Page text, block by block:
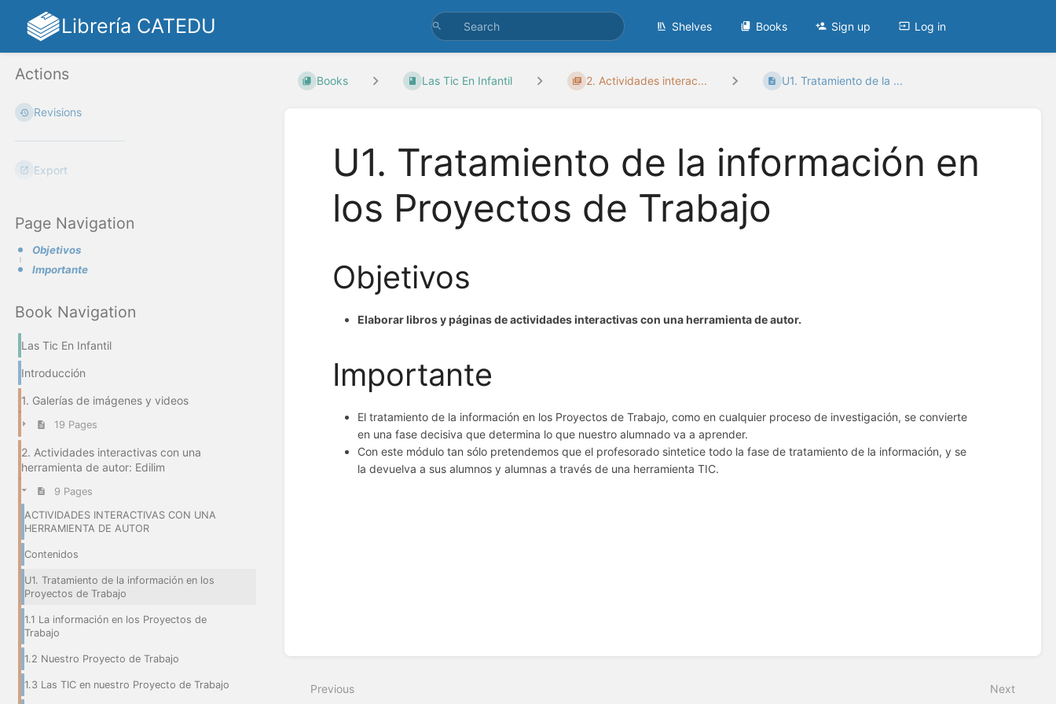
Librería CATEDU Shelves Books Sign up Log in
Actions
Revisions
Export
Page Navigation
Objetivos
Importante
Book Navigation
Las Tic En Infantil
Introducción
1. Galerías de imágenes y videos
19 Pages
2. Actividades interactivas con una
herramienta de autor: Edilim
9 Pages
ACTIVIDADES INTERACTIVAS CON UNA
HERRAMIENTA DE AUTOR
Contenidos
U1. Tratamiento de la información en los
Proyectos de Trabajo
1.1 La información en los Proyectos de
Trabajo
1.2 Nuestro Proyecto de Trabajo
1.3 Las TIC en nuestro Proyecto de Trabajo
Books Las Tic En Infantil 2. Actividades interac... U1. Tratamiento de la ...
U1. Tratamiento de la información en
los Proyectos de Trabajo
Objetivos
Elaborar libros y páginas de actividades interactivas con una herramienta de autor.
Importante
El tratamiento de la información en los Proyectos de Trabajo, como en cualquier proceso de investigación, se convierte
en una fase decisiva que determina lo que nuestro alumnado va a aprender.
Con este módulo tan sólo pretendemos que el profesorado sintetice todo la fase de tratamiento de la información, y se
la devuelva a sus alumnos y alumnas a través de una herramienta TIC.
Previous Next